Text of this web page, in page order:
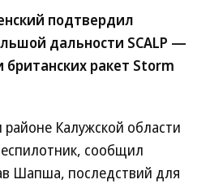
подтвердил
дальности SCALP —
британских ракет Storm
Калужской области
сообщил
Шапша, последствий для